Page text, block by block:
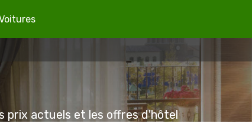
prix actuels et les offres d'hôtel